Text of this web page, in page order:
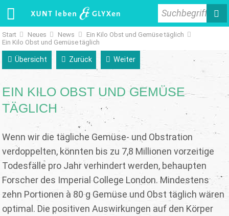
Suchbegriff
Start Neues News
Ein Kilo Obst und Gemüse täglich
Ein Kilo Obst und Gemüse täglich
Übersicht Zurück Weiter
EIN KILO OBST UND GEMÜSE
TÄGLICH
Wenn wir die tägliche Gemüse- und Obstration
verdoppelten, könnten bis zu 7,8 Millionen vorzeitige
Todesfälle pro Jahr verhindert werden, behaupten
Forscher des Imperial College London. Mindestens
zehn Portionen à 80 g Gemüse und Obst täglich wären
optimal. Die positiven Auswirkungen auf den Körper